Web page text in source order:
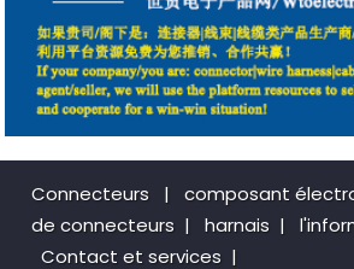
Connecteurs | composant
de connecteurs | harnais |
Contact et services |